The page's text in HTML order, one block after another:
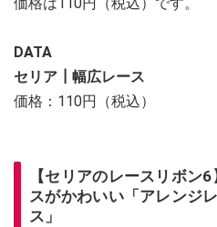
DATA
セリア┃幅広レース
価格：110円（税込）
【セリアのレースリボン
スがかわいい「アレンジ
ス」